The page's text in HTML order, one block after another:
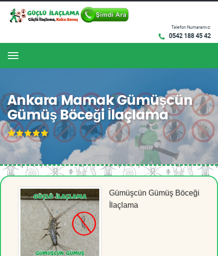
Telefon Numaramız:
0542 188 45 42
Menu
Ankara Mamak Gümüşcün
Gümüş Böceği İlaçlama
Gümüşcün Gümüş Böceği
İlaçlama